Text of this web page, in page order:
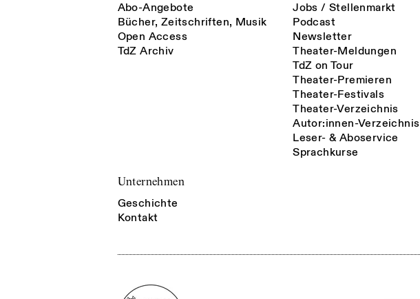
Abo-Angebote
Bücher, Zeitschriften, Musik
Open Access
TdZ Archiv
Jobs / Stellenmarkt
Podcast
Newsletter
Theater-Meldungen
TdZ on Tour
Theater-Premieren
Theater-Festivals
Theater-Verzeichnis
Autor:innen-Verzeichnis
Leser- & Aboservice
Sprachkurse
Unternehmen
Geschichte
Kontakt